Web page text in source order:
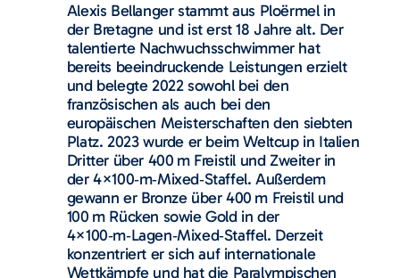
Alexis Bellanger stammt aus Ploërmel in
der Bretagne und ist erst 18 Jahre alt. Der
talentierte Nachwuchsschwimmer hat
bereits beeindruckende Leistungen erzielt
und belegte 2022 sowohl bei den
französischen als auch bei den
europäischen Meisterschaften den siebten
Platz. 2023 wurde er beim Weltcup in Italien
Dritter über 400 m Freistil und Zweiter in
der 4×100‑m‑Mixed‑Staffel. Außerdem
gewann er Bronze über 400 m Freistil und
100 m Rücken sowie Gold in der
4×100‑m‑Lagen‑Mixed‑Staffel. Derzeit
konzentriert er sich auf internationale
Wettkämpfe und hat die Paralympischen